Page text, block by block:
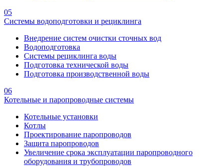
05
Системы водоподготовки и рециклинга
Внедрение систем очистки сточных вод
Водоподготовка
Системы рециклинга воды
Подготовка технической воды
Подготовка производственной воды
06
Котельные и паропроводные системы
Котельные установки
Котлы
Проектирование паропроводов
Защита паропроводов
Увеличение срока эксплуатации паропроводного
оборудования и трубопроводов